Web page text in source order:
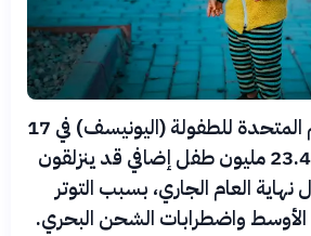
حذرت منظمة الأمم المتحدة للطفولة (اليونيسف) في 17
يوليو 2026 من أن 23.4 مليون طفل إضافي قد ينزلقون
نهاية العام الجاري، بسبب التوتر
الأوسط واضطرابات الشحن البحري.